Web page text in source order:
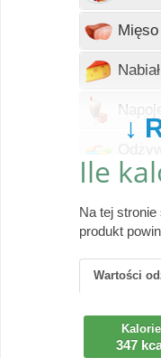
Mięso
Ryby
↓
Ile
Na tej
produkt
Wartości
Kalorie
347